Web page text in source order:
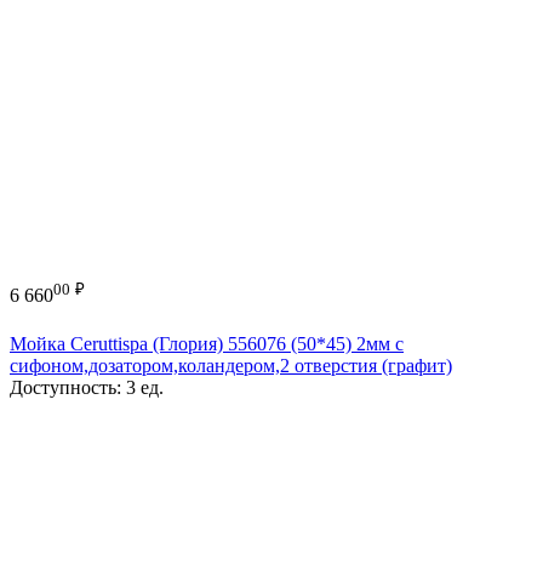
6 66000 ₽
Мойка Ceruttispa (Глория) 556076 (50*45) 2мм с
сифоном,дозатором,коландером,2 отверстия (графит)
Доступность: 3 ед.